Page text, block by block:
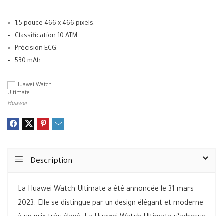
1,5 pouce 466 x 466 pixels.
Classification 10 ATM.
Précision ECG.
530 mAh.
Huawei
Description
La Huawei Watch Ultimate a été annoncée le 31 mars
2023. Elle se distingue par un design élégant et moderne